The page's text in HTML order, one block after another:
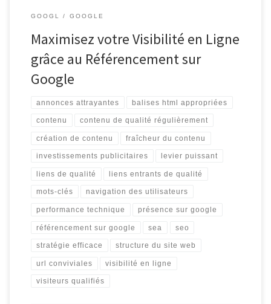
GOOGL GOOGLE
Maximisez votre Visibilité en Ligne
grâce au Référencement sur
Google
annonces attrayantes balises html appropriées
contenu contenu de qualité régulièrement
création de contenu fraîcheur du contenu
investissements publicitaires levier puissant
liens de qualité liens entrants de qualité
mots-clés navigation des utilisateurs
performance technique présence sur google
référencement sur google sea seo
stratégie efficace structure du site web
url conviviales visibilité en ligne
visiteurs qualifiés